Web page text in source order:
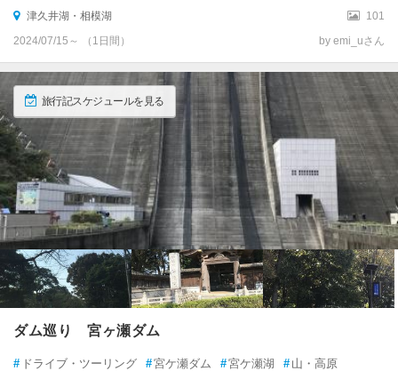
津久井湖・相模湖
101
2024/07/15～ （1日間）
by emi_uさん
旅行記スケジュールを見る
ダム巡り 宮ヶ瀬ダム
# ドライブ・ツーリング #宮ケ瀬ダム #宮ケ瀬湖 # 山・高原